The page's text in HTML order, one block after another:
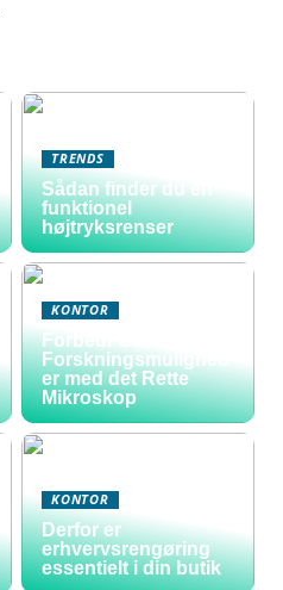
TRENDS
Sådan finder du en
funktionel
højtryksrenser
KONTOR
Forbedr Dine
Forskningsmulighed
er med det Rette
Mikroskop
KONTOR
Derfor er
erhvervsrengøring
essentielt i din butik